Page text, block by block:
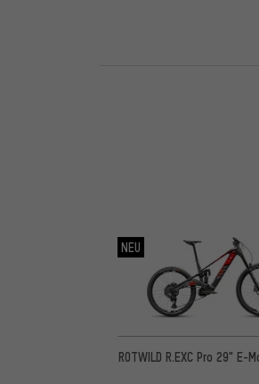
NEU
ROTWILD R.EXC Pro 29" E-